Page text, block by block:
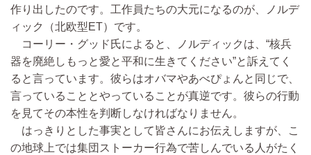
作り出したのです。工作員たちの大元になるのが、ノルデ
ィック（北欧型ET）です。
コーリー・グッド氏によると、ノルディックは、“核兵
器を廃絶しもっと愛と平和に生きてください”と訴えてく
ると言っています。彼らはオバマやあべぴょんと同じで、
言っていることとやっていることが真逆です。彼らの行動
を見てその本性を判断しなければなりません。
はっきりとした事実として皆さんにお伝えしますが、こ
の地球上では集団ストーカー行為で苦しんでいる人がたく